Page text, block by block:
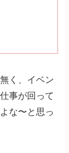
く、イベン
事が回って
な〜と思っ